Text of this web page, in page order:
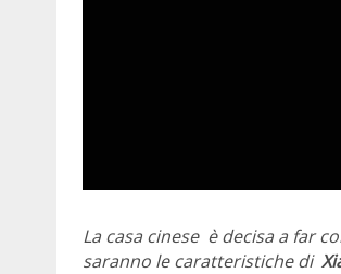
La casa cinese è decisa a far
saranno le caratteristiche di